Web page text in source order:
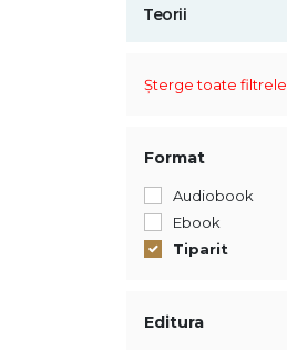
Teorii
Șterge toate filtrele
Format
Audiobook
Ebook
Tiparit
Editura